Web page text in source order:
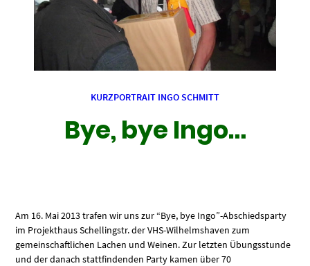
KURZPORTRAIT INGO SCHMITT
Bye, bye Ingo…
Am 16. Mai 2013 trafen wir uns zur “Bye, bye Ingo”-Abschiedsparty
im Projekthaus Schellingstr. der VHS-Wilhelmshaven zum
gemeinschaftlichen Lachen und Weinen. Zur letzten Übungsstunde
und der danach stattfindenden Party kamen über 70